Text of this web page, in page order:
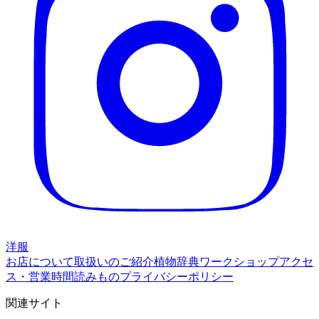
洋服
お店について取扱いのご紹介植物辞典ワークショップアクセ
ス・営業時間読みものプライバシーポリシー
関連サイト